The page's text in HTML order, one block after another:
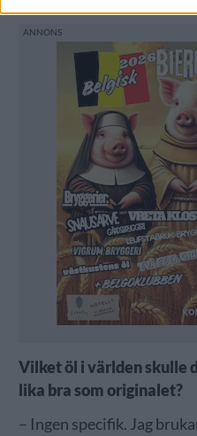
Vilket öl i världen skulle
lika bra som originalet?
– Ingen specifik. Jag